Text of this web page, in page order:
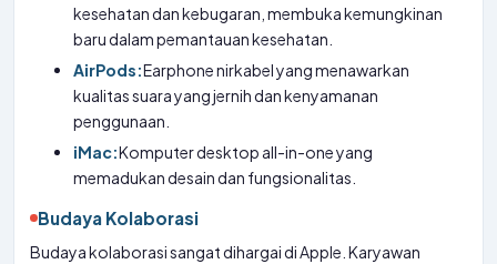
kesehatan dan kebugaran, membuka kemungkinan
baru dalam pemantauan kesehatan.
AirPods:Earphone nirkabel yang menawarkan
kualitas suara yang jernih dan kenyamanan
penggunaan.
iMac:Komputer desktop all-in-one yang
memadukan desain dan fungsionalitas.
Budaya Kolaborasi
Budaya kolaborasi sangat dihargai di Apple. Karyawan